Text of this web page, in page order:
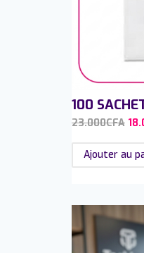
100
23.000CFA
Ajouter au